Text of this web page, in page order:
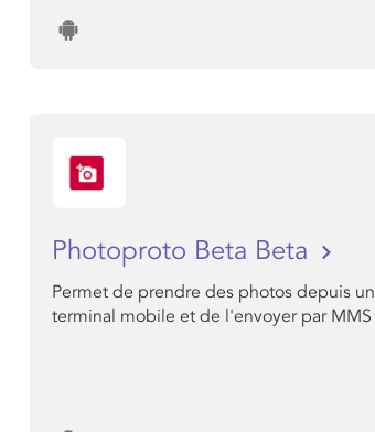
Photoproto Beta Beta
Permet de prendre des photos depuis un
terminal mobile et de l'envoyer par MMS